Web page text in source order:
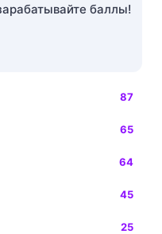
баллы!
87
65
64
45
25